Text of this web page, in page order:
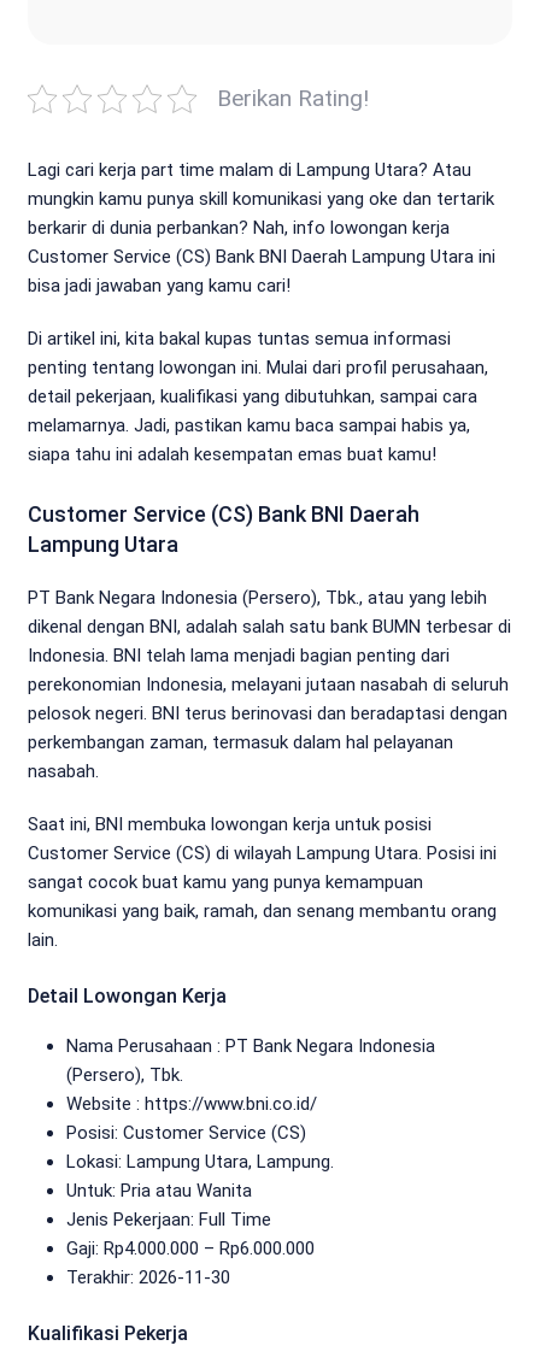
Berikan Rating!
Lagi cari kerja part time malam di Lampung Utara? Atau
mungkin kamu punya skill komunikasi yang oke dan tertarik
berkarir di dunia perbankan? Nah, info lowongan kerja
Customer Service (CS) Bank BNI Daerah Lampung Utara ini
bisa jadi jawaban yang kamu cari!
Di artikel ini, kita bakal kupas tuntas semua informasi
penting tentang lowongan ini. Mulai dari profil perusahaan,
detail pekerjaan, kualifikasi yang dibutuhkan, sampai cara
melamarnya. Jadi, pastikan kamu baca sampai habis ya,
siapa tahu ini adalah kesempatan emas buat kamu!
Customer Service (CS) Bank BNI Daerah
Lampung Utara
PT Bank Negara Indonesia (Persero), Tbk., atau yang lebih
dikenal dengan BNI, adalah salah satu bank BUMN terbesar di
Indonesia. BNI telah lama menjadi bagian penting dari
perekonomian Indonesia, melayani jutaan nasabah di seluruh
pelosok negeri. BNI terus berinovasi dan beradaptasi dengan
perkembangan zaman, termasuk dalam hal pelayanan
nasabah.
Saat ini, BNI membuka lowongan kerja untuk posisi
Customer Service (CS) di wilayah Lampung Utara. Posisi ini
sangat cocok buat kamu yang punya kemampuan
komunikasi yang baik, ramah, dan senang membantu orang
lain.
Detail Lowongan Kerja
Nama Perusahaan : PT Bank Negara Indonesia
(Persero), Tbk.
Website : https://www.bni.co.id/
Posisi: Customer Service (CS)
Lokasi: Lampung Utara, Lampung.
Untuk: Pria atau Wanita
Jenis Pekerjaan: Full Time
Gaji: Rp4.000.000 – Rp6.000.000
Terakhir: 2026-11-30
Kualifikasi Pekerja